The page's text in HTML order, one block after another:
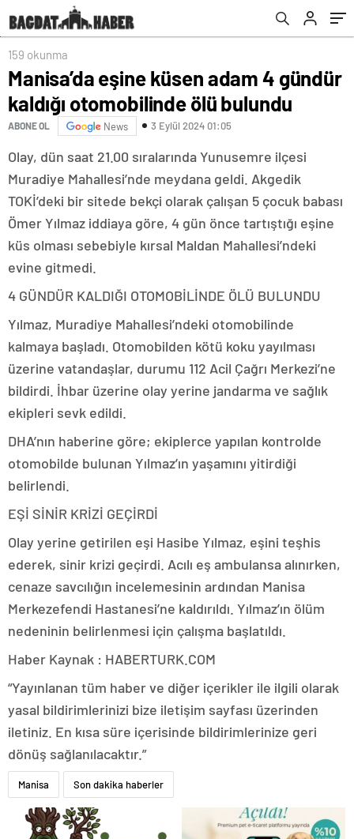
159 okunma
Manisa’da eşine küsen adam 4 gündür
kaldığı otomobilinde ölü bulundu
ABONE OL News 3 Eylül 2024 01:05
Olay, dün saat 21.00 sıralarında Yunusemre ilçesi
Muradiye Mahallesi’nde meydana geldi. Akgedik
TOKİ’deki bir sitede bekçi olarak çalışan 5 çocuk babası
Ömer Yılmaz iddiaya göre, 4 gün önce tartıştığı eşine
küs olması sebebiyle kırsal Maldan Mahallesi’ndeki
evine gitmedi.
4 GÜNDÜR KALDIĞI OTOMOBİLİNDE ÖLÜ BULUNDU
Yılmaz, Muradiye Mahallesi’ndeki otomobilinde
kalmaya başladı. Otomobilden kötü koku yayılması
üzerine vatandaşlar, durumu 112 Acil Çağrı Merkezi’ne
bildirdi. İhbar üzerine olay yerine jandarma ve sağlık
ekipleri sevk edildi.
DHA’nın haberine göre; ekiplerce yapılan kontrolde
otomobilde bulunan Yılmaz’ın yaşamını yitirdiği
belirlendi.
EŞİ SİNİR KRİZİ GEÇİRDİ
Olay yerine getirilen eşi Hasibe Yılmaz, eşini teşhis
ederek, sinir krizi geçirdi. Acılı eş ambulansa alınırken,
cenaze savcılığın incelemesinin ardından Manisa
Merkezefendi Hastanesi’ne kaldırıldı. Yılmaz’ın ölüm
nedeninin belirlenmesi için çalışma başlatıldı.
Haber Kaynak : HABERTURK.COM
“Yayınlanan tüm haber ve diğer içerikler ile ilgili olarak
yasal bildirimlerinizi bize iletişim sayfası üzerinden
iletiniz. En kısa süre içerisinde bildirimlerinize geri
dönüş sağlanılacaktır.”
Manisa Son dakika haberler